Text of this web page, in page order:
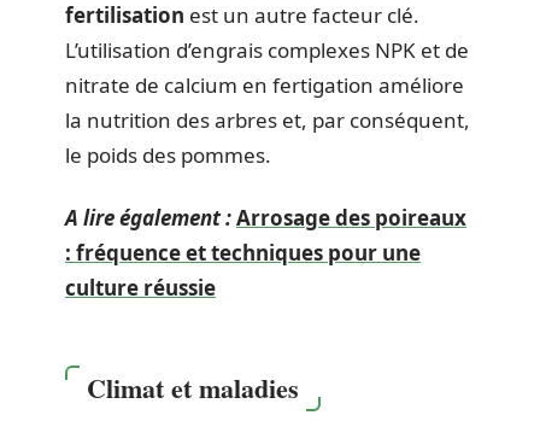
fertilisation est un autre facteur clé.
L’utilisation d’engrais complexes NPK et de
nitrate de calcium en fertigation améliore
la nutrition des arbres et, par conséquent,
le poids des pommes.
A lire également :Arrosage des poireaux
: fréquence et techniques pour une
culture réussie
Climat et maladies